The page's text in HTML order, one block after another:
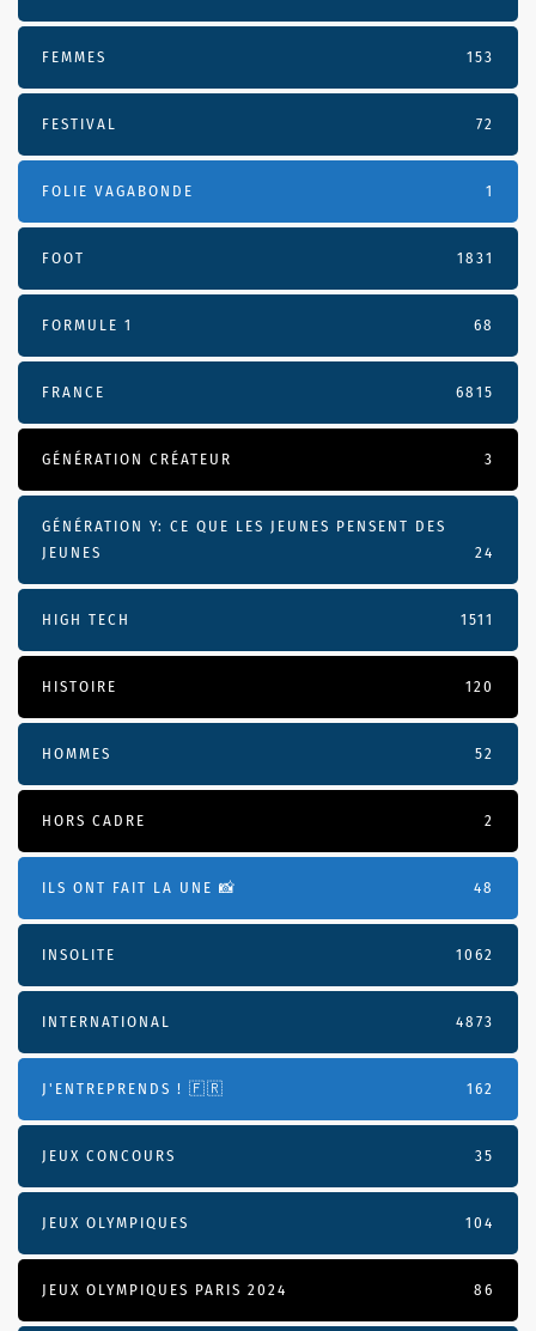
FEMMES 153
FESTIVAL 72
FOLIE VAGABONDE 1
FOOT 1831
FORMULE 1 68
FRANCE 6815
GÉNÉRATION CRÉATEUR 3
GÉNÉRATION Y: CE QUE LES JEUNES PENSENT DES
JEUNES
24
HIGH TECH 1511
HISTOIRE 120
HOMMES 52
HORS CADRE 2
ILS ONT FAIT LA UNE 📸 48
INSOLITE 1062
INTERNATIONAL 4873
J'ENTREPRENDS ! 🇫🇷 162
JEUX CONCOURS 35
JEUX OLYMPIQUES 104
JEUX OLYMPIQUES PARIS 2024 86